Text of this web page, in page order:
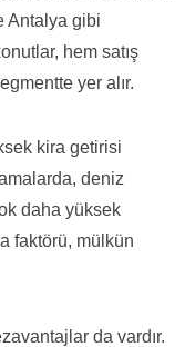
Antalya gibi
hem satış
yer alır.
kira getirisi
deniz
daha yüksek
faktörü, mülkün
da vardır.